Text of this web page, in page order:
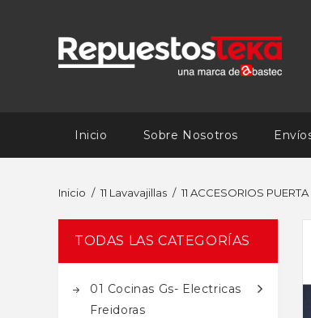
Inicio Sobre Nosotros
Inicio 11 Lavavajillas 11 ACCESORIOS
TODAS LAS CATEGORÍAS
01 Cocinas Gs- Electricas
Freidoras